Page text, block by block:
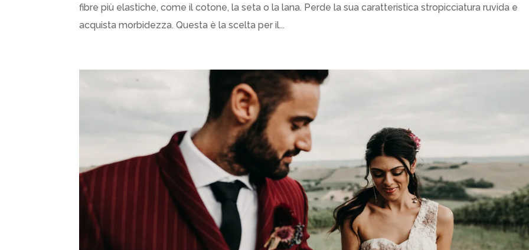
fibre più elastiche, come il cotone, la seta o la lana. Perde la sua caratteristica stropicciatura ruvida e
acquista morbidezza. Questa è la scelta per il...